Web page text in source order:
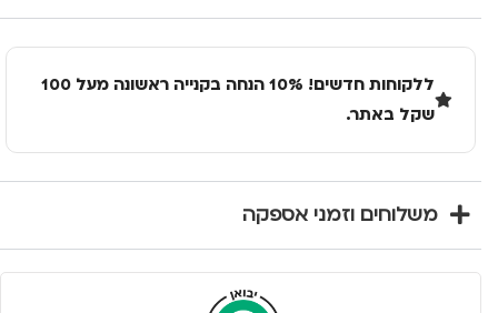
ללקוחות חדשים! 10% הנחה בקנייה ראשונה מעל 100
שקל באתר.
משלוחים וזמני אספקה